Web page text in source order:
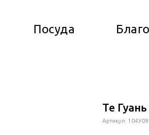
Посуда
Те
Артикул: 104У09